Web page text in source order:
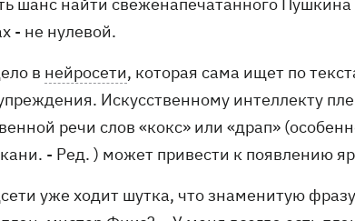
шанс найти свеженапечатанного
- не нулевой.
в нейросети, которая сама ищет по
Искусственному интеллекту
речи слов «кокс» или «драп»
- Ред. ) может привести к появлению
уже ходит шутка, что знаменитую